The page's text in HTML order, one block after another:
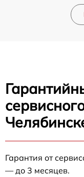
Гарантия от
— до 3 месяцев.